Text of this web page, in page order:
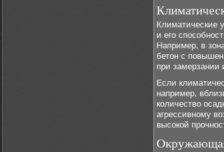
Климатические
и его
Например, в
бетон с
при замерзании
Если
например,
количество
агрессивному
высокой